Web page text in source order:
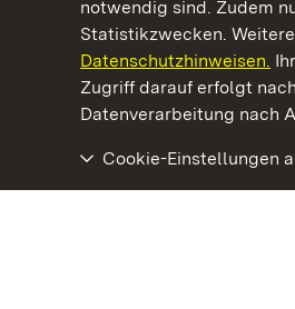
notwendig sind. Zudem
Statistikzwecken.
Datenschutzhinweisen.
Zugriff darauf erfolgt
Datenverarbeitung nach
Cookie-Einstellungen
Kommen. Staunen.